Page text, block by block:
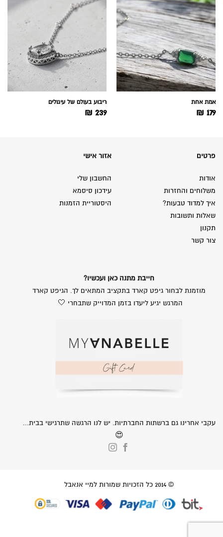
אמת אחת
179
₪
ריבוע בעולם של עיגולים
239
₪
פרטים
אודות
משלוחים והחזרות
איך למדוד טבעות?
שאלות ותשובות
תקנון
צור קשר
אזור אישי
החשבון שלי
עידכון סיסמא
היסטוריית הזמנות
חייבת מתנה כאן ועכשיו?
מוזמנת לבחור גיפט קארד בתקציב המתאים לך. הגיפט קארד
המרגש יגיע ליעדו בזמן המדוייק שתבחרי 🤍
עקבי אחרינו גם ברשתות החברתיות. יש לנו הרגשה שתרגישי בבית...
😍
© 2014 כל הזכויות שמורות למיי אנאבל